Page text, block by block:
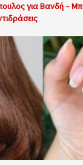
για Βανδή –